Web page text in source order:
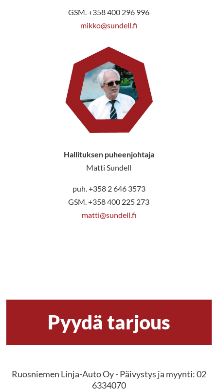
GSM. +358 400 296 996
mikko@sundell.fi
Hallituksen puheenjohtaja
Matti Sundell
puh. +358 2 646 3573
GSM. +358 400 225 273
matti@sundell.fi
Pyydä tarjous
Ruosniemen Linja-Auto Oy - Päivystys ja myynti: 02
6334070